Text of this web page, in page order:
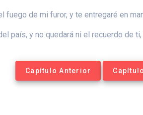
de mi furor, y te entregaré en
país, y no quedará ni el recuerdo de ti,
Capítulo Anterior